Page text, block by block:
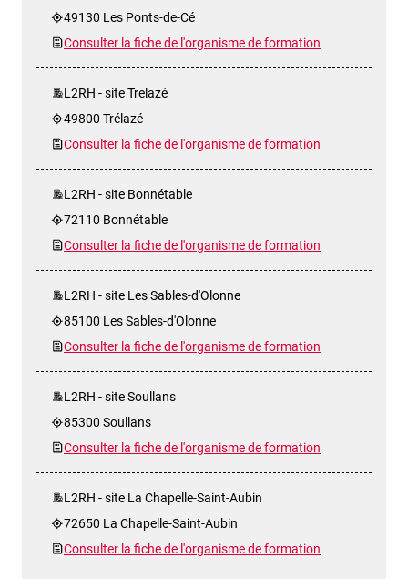
49130 Les Ponts-de-Cé
Consulter la fiche de l'organisme de formation
L2RH - site Trelazé
49800 Trélazé
Consulter la fiche de l'organisme de formation
L2RH - site Bonnétable
72110 Bonnétable
Consulter la fiche de l'organisme de formation
L2RH - site Les Sables-d'Olonne
85100 Les Sables-d'Olonne
Consulter la fiche de l'organisme de formation
L2RH - site Soullans
85300 Soullans
Consulter la fiche de l'organisme de formation
L2RH - site La Chapelle-Saint-Aubin
72650 La Chapelle-Saint-Aubin
Consulter la fiche de l'organisme de formation